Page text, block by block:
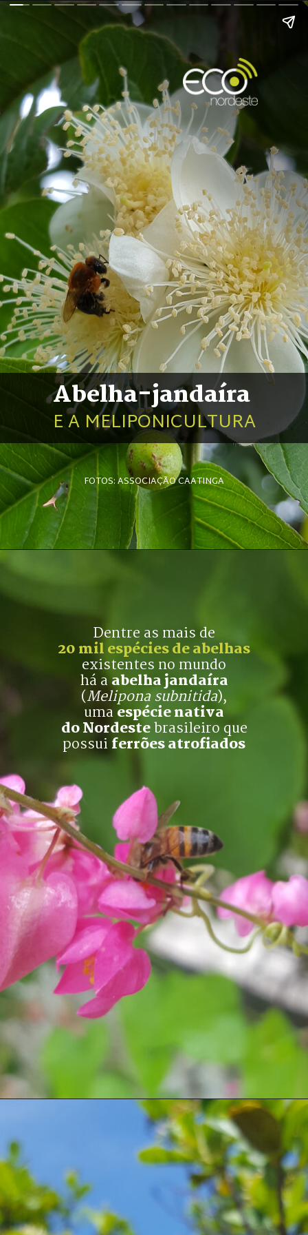
E A MELIPONICULTURA
FOTOS: ASSOCIAÇÃO CAATINGA
Abelha-jandaíra
Dentre as mais de
20 mil espécies de abelhas
existentes no mundo
há a abelha jandaíra
(Melipona subnitida),
uma espécie nativa
do Nordeste brasileiro que
possui ferrões atrofiados